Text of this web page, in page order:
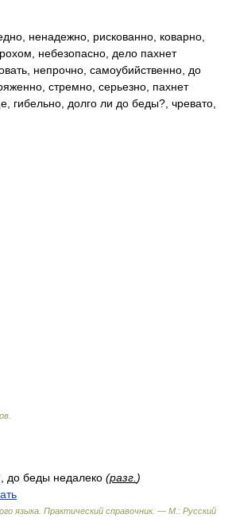
ненадежно, рискованно, коварно,
небезопасно, дело пахнет
непрочно, самоубийственно, до
стремно, серьезно, пахнет
гибельно, долго ли до беды?, чревато,
до беды недалеко (разг. )
языка. Практический справочник. — М.: Русский